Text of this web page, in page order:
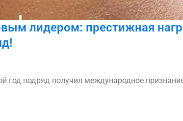
лидером: престижная
год подряд получил международное